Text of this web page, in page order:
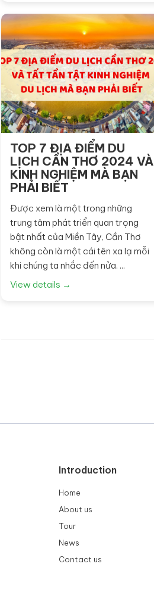
TOP 7 ĐỊA ĐIỂM DU
LỊCH CẦN THƠ 2024 VÀ
KINH NGHIỆM MÀ BẠN
PHẢI BIẾT
Được xem là một trong những
trung tâm phát triển quan trọng
bật nhất của Miền Tây, Cần Thơ
không còn là một cái tên xa lạ mỗi
khi chúng ta nhắc đến nửa. ...
View details →
Introduction
Home
About us
Tour
News
Contact us